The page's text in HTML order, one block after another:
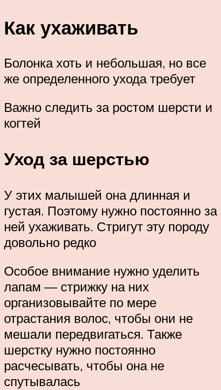
Как ухаживать
Болонка хоть и небольшая, но все
же определенного ухода требует
Важно следить за ростом шерсти и
когтей
Уход за шерстью
У этих малышей она длинная и
густая. Поэтому нужно постоянно за
ней ухаживать. Стригут эту породу
довольно редко
Особое внимание нужно уделить
лапам — стрижку на них
организовывайте по мере
отрастания волос, чтобы они не
мешали передвигаться. Также
шерстку нужно постоянно
расчесывать, чтобы она не
спутывалась